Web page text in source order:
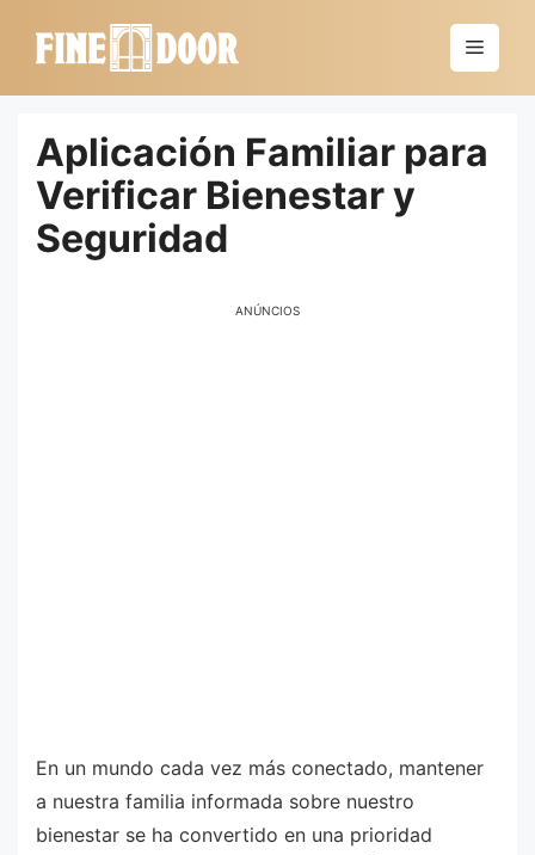
Menú
Aplicación Familiar para
Verificar Bienestar y
Seguridad
ANÚNCIOS
En un mundo cada vez más conectado, mantener
a nuestra familia informada sobre nuestro
bienestar se ha convertido en una prioridad